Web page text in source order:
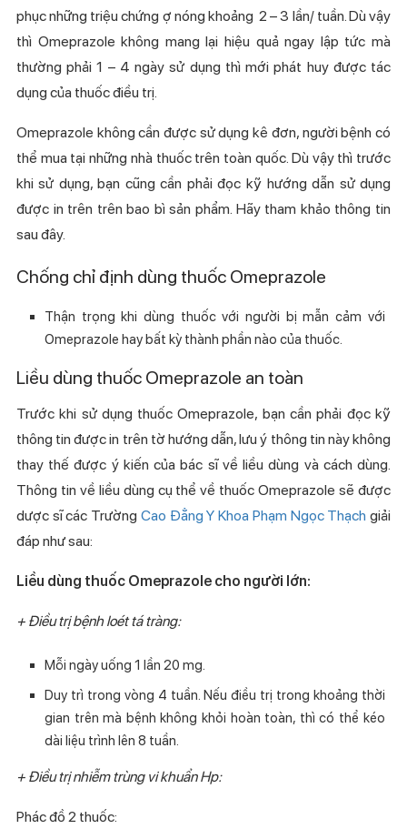
phục những triệu chứng ợ nóng khoảng 2 – 3 lần/ tuần. Dù vậy
thì Omeprazole không mang lại hiệu quả ngay lập tức mà
thường phải 1 – 4 ngày sử dụng thì mới phát huy được tác
dụng của thuốc điều trị.
Omeprazole không cần được sử dụng kê đơn, người bệnh có
thể mua tại những nhà thuốc trên toàn quốc. Dù vậy thì trước
khi sử dụng, bạn cũng cần phải đọc kỹ hướng dẫn sử dụng
được in trên trên bao bì sản phẩm. Hãy tham khảo thông tin
sau đây.
Chống chỉ định dùng thuốc Omeprazole
Thận trọng khi dùng thuốc với người bị mẫn cảm với
Omeprazole hay bất kỳ thành phần nào của thuốc.
Liều dùng thuốc Omeprazole an toàn
Trước khi sử dụng thuốc Omeprazole, bạn cần phải đọc kỹ
thông tin được in trên tờ hướng dẫn, lưu ý thông tin này không
thay thế được ý kiến của bác sĩ về liều dùng và cách dùng.
Thông tin về liều dùng cụ thể về thuốc Omeprazole sẽ được
dược sĩ các Trường Cao Đẳng Y Khoa Phạm Ngọc Thạch giải
đáp như sau:
Liều dùng thuốc Omeprazole cho người lớn:
+ Điều trị bệnh loét tá tràng:
Mỗi ngày uống 1 lần 20 mg.
Duy trì trong vòng 4 tuần. Nếu điều trị trong khoảng thời
gian trên mà bệnh không khỏi hoàn toàn, thì có thể kéo
dài liệu trình lên 8 tuần.
+ Điều trị nhiễm trùng vi khuẩn Hp:
Phác đồ 2 thuốc: